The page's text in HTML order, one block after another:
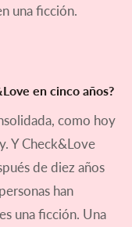
una ficción.
en cinco años?
como hoy
Y Check&Love
de diez años
han
una ficción. Una